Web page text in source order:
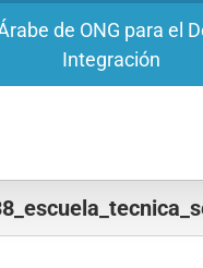
de ONG para el
Integración